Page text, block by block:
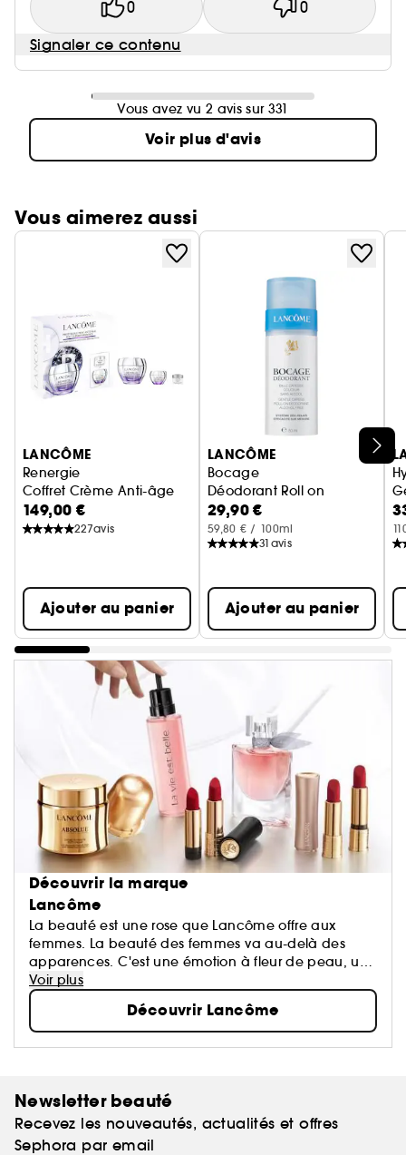
jusqu'au menton. Répéter 3 fois.
0 0
Signaler ce contenu
Vous avez vu 2 avis sur 331
Voir plus d'avis
Vous aimerez aussi
Ignorer le carrousel produits
LANCÔME
Renergie
Coffret Crème Anti-âge
149,00 €
227avis
Ajouter au panier
LANCÔME
Bocage
Déodorant Roll on
29,90 €
59,80 € / 100ml
31 avis
Ajouter au panier
Découvrir la marque
Lancôme
La beauté est une rose que Lancôme offre aux
femmes. La beauté des femmes va au-delà des
apparences. C'est une émotion à fleur de peau, un
éveil de tous les sens, le reflet d'une harmonie entre
le cœur, le corps et l'esprit...
Voir plus
Découvrir Lancôme
Newsletter beauté
Recevez les nouveautés, actualités et offres
Sephora par email